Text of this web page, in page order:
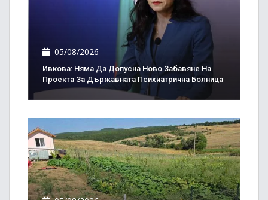
05/08/2026
Ивкова: Няма Да Допусна Ново Забавяне На
Проекта За Държавната Психиатрична Болница